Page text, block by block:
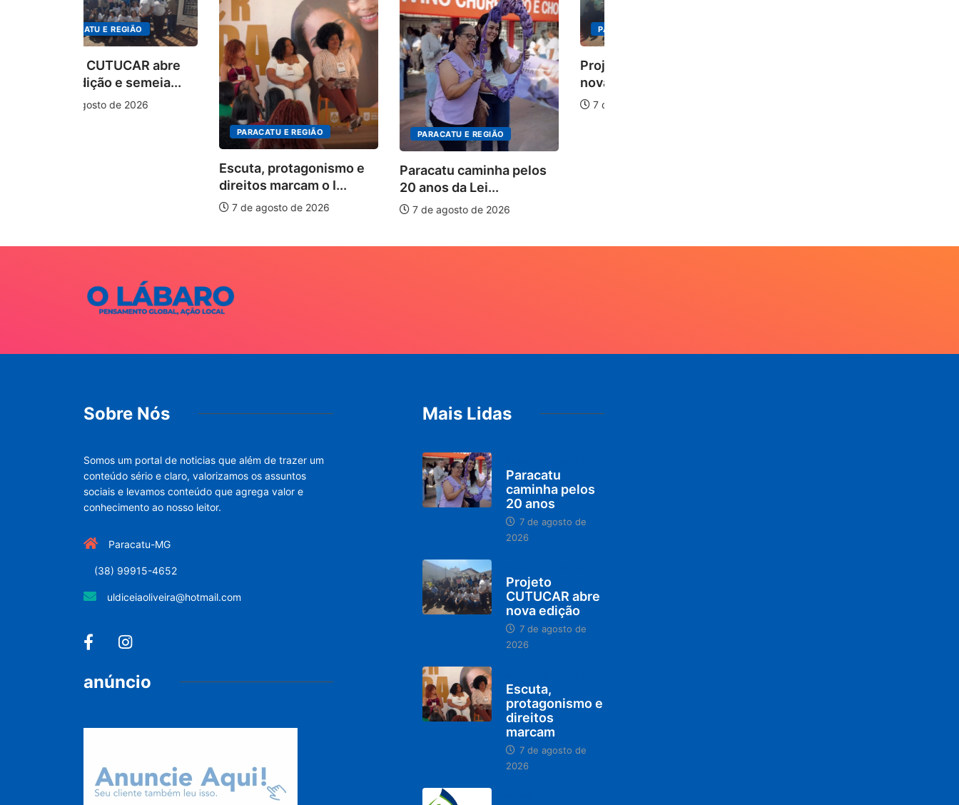
Escuta, protagonismo e
PARACATU E REGIÃO
Paracatu caminha pelos
20 anos da Lei...
7 de agosto de 2026
PARACATU E REGIÃO
Projeto CUTUCAR abre
nova edição e semeia...
7 de agosto de 2026
Sobre Nós
Somos um portal de noticias que além de trazer um
conteúdo sério e claro, valorizamos os assuntos
sociais e levamos conteúdo que agrega valor e
conhecimento ao nosso leitor.
Paracatu-MG
(38) 99915-4652
uldiceiaoliveira@hotmail.com
anúncio
Mais Lidas
Paracatu
caminha pelos
20 anos
7 de agosto de
2026
Projeto
CUTUCAR abre
nova edição
7 de agosto de
2026
Escuta,
protagonismo e
direitos
marcam
7 de agosto de
2026